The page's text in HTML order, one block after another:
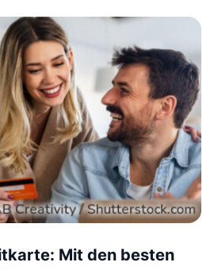
Mit den besten